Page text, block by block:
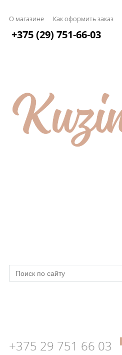
О магазине Как оформить заказ
+375 (29) 751-66-03
+375 29 751 66 03